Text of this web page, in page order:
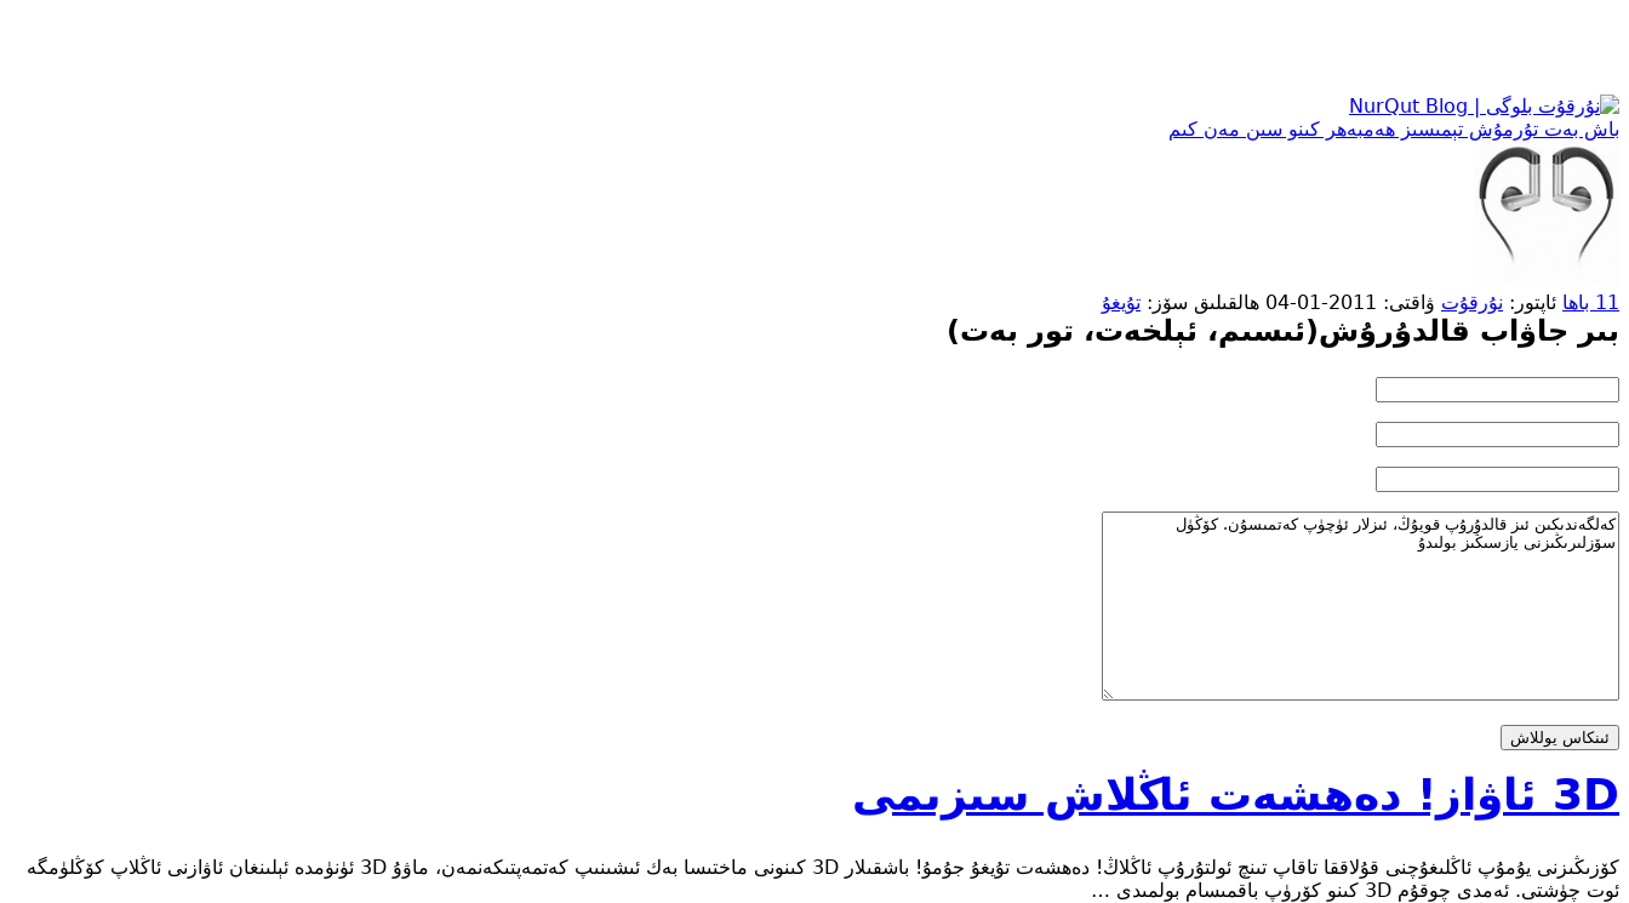
باش بەت تۇرمۇش تېمىسىز ھەمبەھر كىنو سىن مەن كىم
11 باھا ئاپتور: نۇرقۇت ۋاقتى: 2011-01-04 ھالقىلىق سۆز: تۇيغۇ
بىر جاۋاب قالدۇرۇش(ئىسىم، ئېلخەت، تور بەت)
3D ئاۋاز! دەھشەت ئاڭلاش سىزىمى
كۆزىڭىزنى يۇمۇپ ئاڭلىغۇچنى قۇلاققا تاقاپ تىنچ ئولتۇرۇپ ئاڭلاڭ! دەھشەت تۇيغۇ جۇمۇ! باشقىلار 3D كىنونى ماختىسا بەك ئىشىنىپ كەتمەپتىكەنمەن، ماۋۇ 3D ئۈنۈمدە ئېلىنغان ئاۋازنى ئاڭلاپ كۆڭلۈمگە
ئوت چۈشتى. ئەمدى چوقۇم 3D كىنو كۆرۈپ باقمىسام بولمىدى …